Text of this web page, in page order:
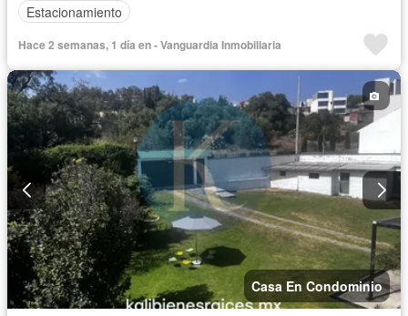
Estacionamiento
Hace 2 semanas, 1 día en - Vanguardia Inmobiliaria
Casa En Condominio